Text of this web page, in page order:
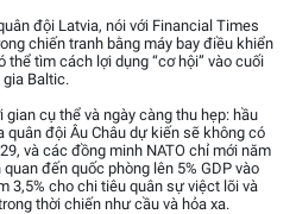
đội Latvia, nói với Financial Times
chiến tranh bằng máy bay điều khiển
thể tìm cách lợi dụng “cơ hội” vào cuối
Baltic.
cụ thể và ngày càng thu hẹp: hầu
đội Âu Châu dự kiến sẽ không có
và các đồng minh NATO chỉ mới năm
đến quốc phòng lên 5% GDP vào
3,5% cho chi tiêu quân sự việct lõi và
thời chiến như cầu và hỏa xa.